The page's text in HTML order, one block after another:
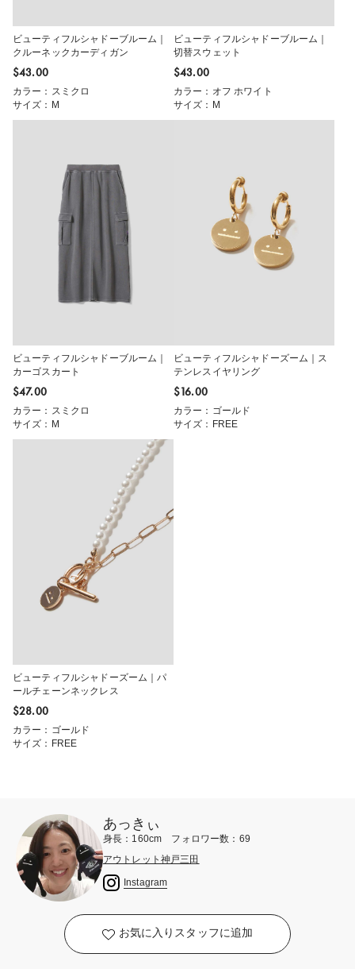
ビューティフルシャドーブルーム｜
クルーネックカーディガン
$‌43.00
カラー：スミクロ
サイズ：M
ビューティフルシャドーブルーム｜
切替スウェット
$‌43.00
カラー：オフ ホワイト
サイズ：M
ビューティフルシャドーブルーム｜
カーゴスカート
$‌47.00
カラー：スミクロ
サイズ：M
ビューティフルシャドーズーム｜ス
テンレスイヤリング
$‌16.00
カラー：ゴールド
サイズ：FREE
ビューティフルシャドーズーム｜パ
ールチェーンネックレス
$‌28.00
カラー：ゴールド
サイズ：FREE
あっきぃ
身長：160cm フォロワー数：69
アウトレット神戸三田
Instagram
お気に入りスタッフに追加